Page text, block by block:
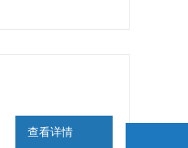
查看详情